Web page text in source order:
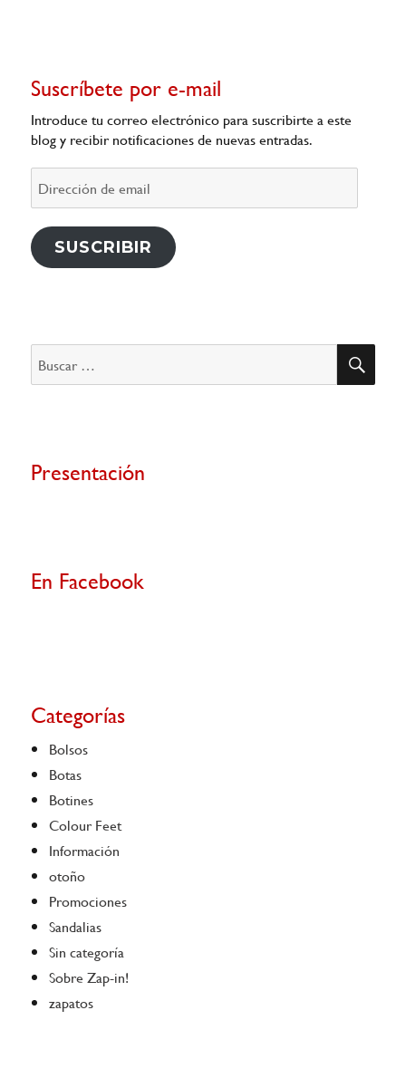
Suscríbete por e-mail
Introduce tu correo electrónico para suscribirte a este
blog y recibir notificaciones de nuevas entradas.
de
SUSCRIBIR
Buscar
por:
Presentación
En Facebook
Categorías
Bolsos
Botas
Botines
Colour Feet
Información
otoño
Promociones
Sandalias
Sin categoría
Sobre Zap-in!
zapatos